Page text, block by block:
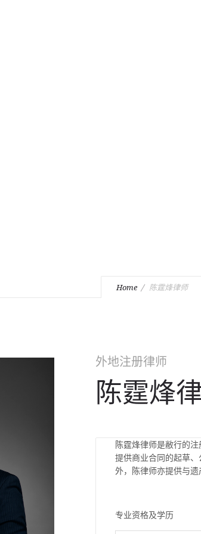
Home 陈霆烽律师
外地注册律师
陈霆烽
陈霆烽律师是敝行的
提供商业合同的起草
外，陈律师亦提供与遗
专业资格及学历